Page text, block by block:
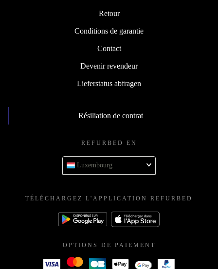
Retour
Conditions de garantie
Contact
Devenir revendeur
Lieferstatus abfragen
Résiliation de contrat
REFURBED EN
Luxembourg
TÉLÉCHARGEZ L'APPLICATION REFURBED
OPTIONS DE PAIEMENT